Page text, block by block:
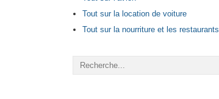
Tout sur la location de voiture
Tout sur la nourriture et les restaurants